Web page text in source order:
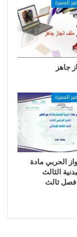
المميزة
جاهز
المميزة
الحربي مادة
الثالث
فصل ثالث